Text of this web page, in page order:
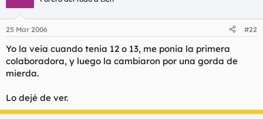
25 Mar 2006 #22
Yo la veia cuando tenia 12 o 13, me ponia la primera
colaboradora, y luego la cambiaron por una gorda de
mierda.
Lo dejé de ver.